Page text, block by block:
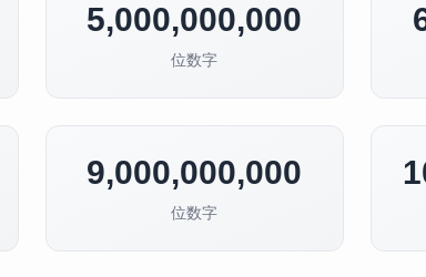
5,000,000,000
位数字
9,000,000,000
位数字